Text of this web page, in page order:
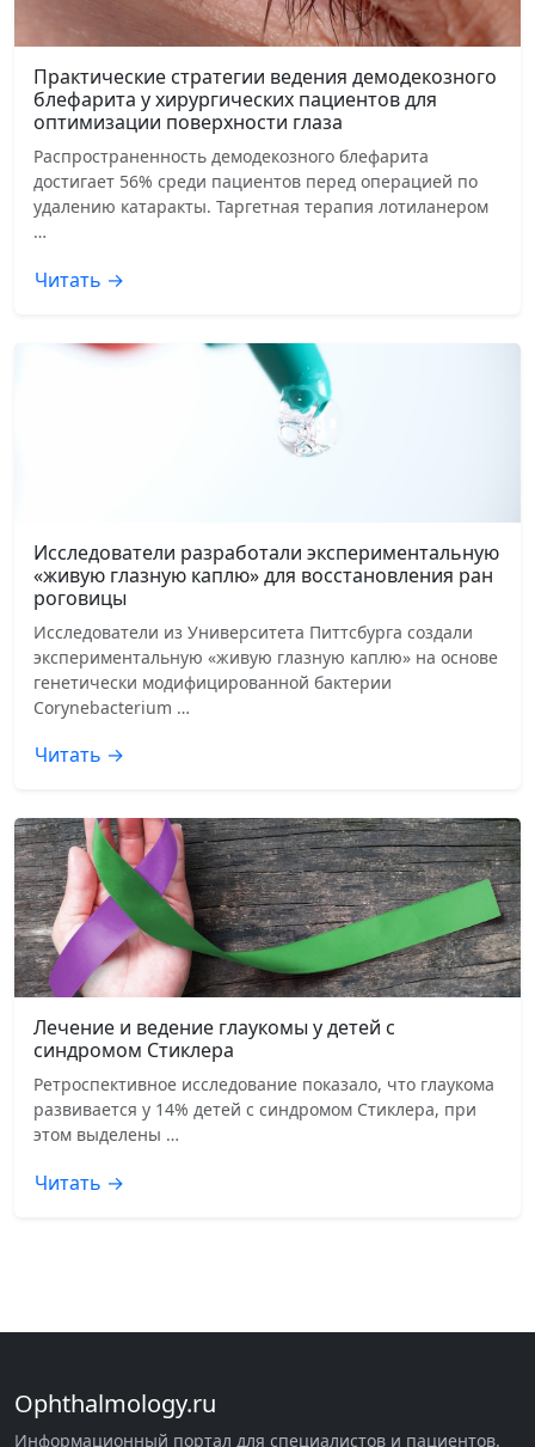
Практические стратегии ведения демодекозного
блефарита у хирургических пациентов для
оптимизации поверхности глаза
Распространенность демодекозного блефарита
достигает 56% среди пациентов перед операцией по
удалению катаракты. Таргетная терапия лотиланером
…
Читать →
Исследователи разработали экспериментальную
«живую глазную каплю» для восстановления ран
роговицы
Исследователи из Университета Питтсбурга создали
экспериментальную «живую глазную каплю» на основе
генетически модифицированной бактерии
Corynebacterium …
Читать →
Лечение и ведение глаукомы у детей с
синдромом Стиклера
Ретроспективное исследование показало, что глаукома
развивается у 14% детей с синдромом Стиклера, при
этом выделены …
Читать →
Ophthalmology.ru
Информационный портал для специалистов и пациентов.